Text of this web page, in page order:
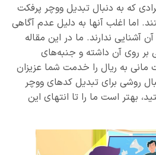
که به دنبال تبدیل ووچر پرفکت
اما اغلب آنها به دلیل عدم آگاهی
آشنایی ندارند. ما در این مقاله
بر روی آن داشته و جنبه‌های
به ریال را خدمت شما عزیزان
روشی برای تبدیل کدهای ووچر
بهتر است ما را تا انتهای این